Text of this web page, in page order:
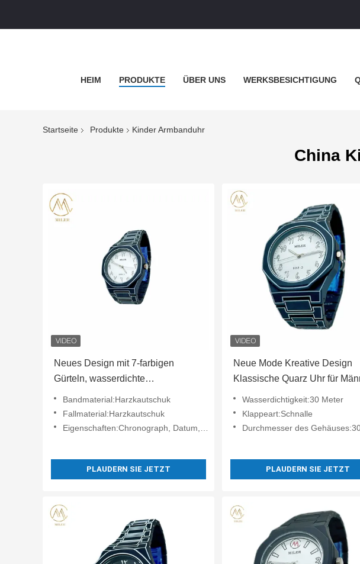
HEIM PRODUKTE ÜBER UNS WERKSBESICHTIGUNG
Startseite Produkte Kinder Armbanduhr
China
Neues Design mit 7-farbigen
Gürteln, wasserdichte
Bandmaterial:Harzkautschuk
Fallmaterial:Harzkautschuk
Eigenschaften:Chronograph, Datum, Uhrzeit
PLAUDERN SIE JETZT
Neue Mode Kreative Design
Klassische Quarz Uhr für
Wasserdichtigkeit:30 Meter
Klappeart:Schnalle
Durchmesser des
PLAUDERN SIE JETZT